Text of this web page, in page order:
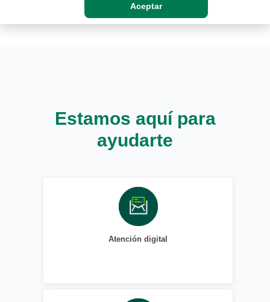
Aceptar
Estamos aquí para
ayudarte
Atención digital